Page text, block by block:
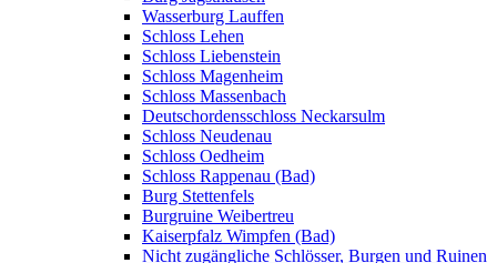
Wasserburg Lauffen
Schloss Lehen
Schloss Liebenstein
Schloss Magenheim
Schloss Massenbach
Deutschordensschloss Neckarsulm
Schloss Neudenau
Schloss Oedheim
Schloss Rappenau (Bad)
Burg Stettenfels
Burgruine Weibertreu
Kaiserpfalz Wimpfen (Bad)
Nicht zugängliche Schlösser, Burgen und Ruinen